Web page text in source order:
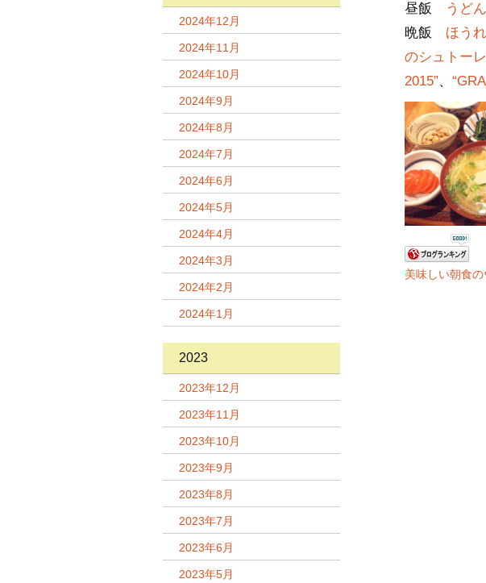
昼飯
うどん
晩飯 ほう
のシュトー
2015”、
美味しい朝食の
2024年12月
2024年11月
2024年10月
2024年9月
2024年8月
2024年7月
2024年6月
2024年5月
2024年4月
2024年3月
2024年2月
2024年1月
2023
2023年12月
2023年11月
2023年10月
2023年9月
2023年8月
2023年7月
2023年6月
2023年5月